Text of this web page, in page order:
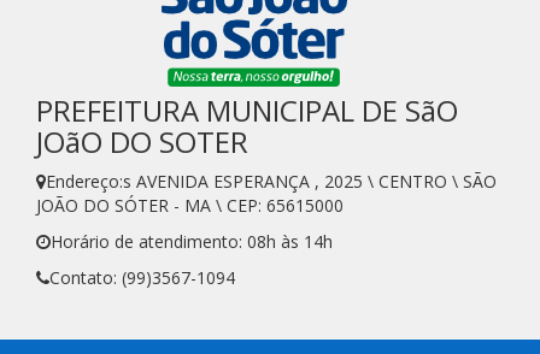
PREFEITURA MUNICIPAL DE SãO
JOãO DO SOTER
Endereço:s AVENIDA ESPERANÇA , 2025 \ CENTRO \ SÃO
JOÃO DO SÓTER - MA \ CEP: 65615000
Horário de atendimento: 08h às 14h
Contato: (99)3567-1094